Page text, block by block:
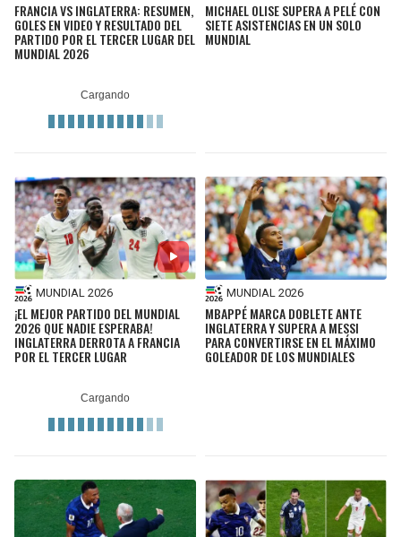
FRANCIA VS INGLATERRA: RESUMEN,
GOLES EN VIDEO Y RESULTADO DEL
PARTIDO POR EL TERCER LUGAR DEL
MUNDIAL 2026
MICHAEL OLISE SUPERA A PELÉ CON
SIETE ASISTENCIAS EN UN SOLO
MUNDIAL
MUNDIAL 2026
¡EL MEJOR PARTIDO DEL MUNDIAL
2026 QUE NADIE ESPERABA!
INGLATERRA DERROTA A FRANCIA
POR EL TERCER LUGAR
MUNDIAL 2026
MBAPPÉ MARCA DOBLETE ANTE
INGLATERRA Y SUPERA A MESSI
PARA CONVERTIRSE EN EL MÁXIMO
GOLEADOR DE LOS MUNDIALES